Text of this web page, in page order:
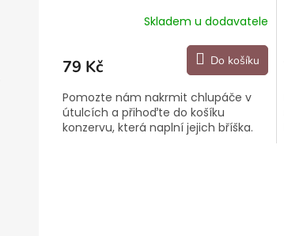
R
M
A
Skladem u dodavatele
79 Kč Do košíku
Pomozte nám nakrmit chlupáče v
útulcích a přihoďte do košíku
konzervu, která naplní jejich bříška.